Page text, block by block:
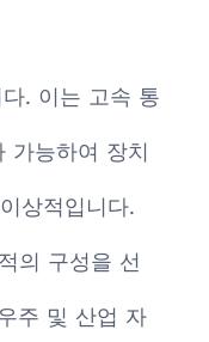
. 이는 고속 통
가능하여 장치
상적입니다.
의 구성을 선
주 및 산업 자